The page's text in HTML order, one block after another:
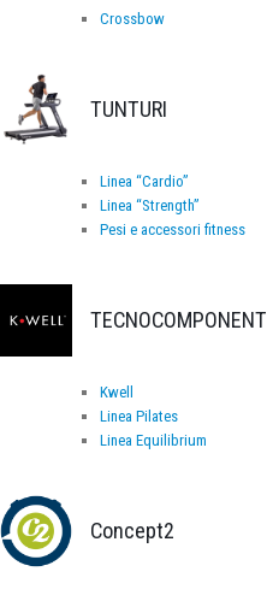
Crossbow
TUNTURI
Linea “Cardio”
Linea “Strength”
Pesi e accessori fitness
TECNOCOMPONENT
Kwell
Linea Pilates
Linea Equilibrium
Concept2